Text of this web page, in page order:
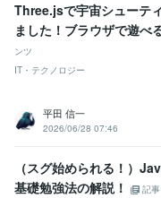
Three.jsで宇宙シューテ
ました！ブラウザで遊べ
ンツ
IT・テクノロジー
平田 信一
2026/06/28 07:46
（スグ始められる！）
基礎勉強法の解説！
記事